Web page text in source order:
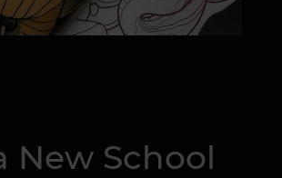
New School